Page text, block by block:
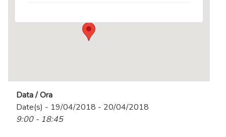
Data / Ora
Date(s) - 19/04/2018 - 20/04/2018
9:00 - 18:45